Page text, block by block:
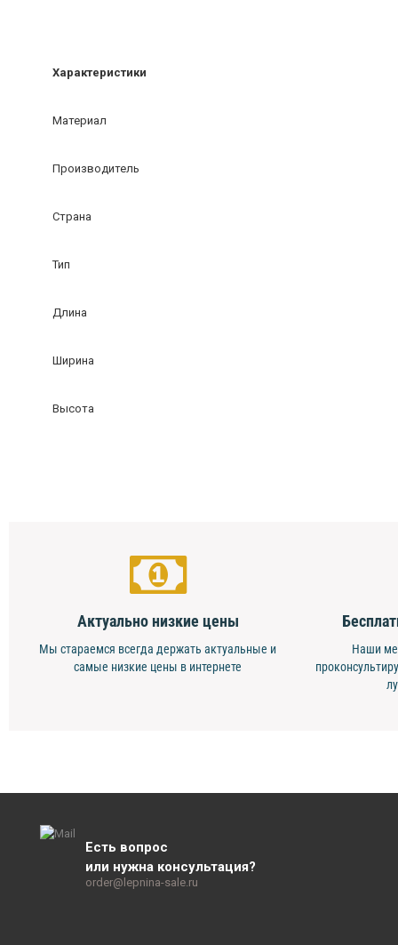
Характеристики
Материал
Производитель
Страна
Тип
Длина
Ширина
Высота
Актуально низкие цены
Мы стараемся всегда держать актуальные и
самые низкие цены в интернете
Наши
Есть вопрос
или нужна консультация?
order@lepnina-sale.ru